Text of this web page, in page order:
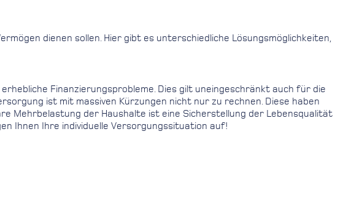
dienen sollen. Hier gibt es unterschiedliche Lösungsmöglichkeiten,
Finanzierungsprobleme. Dies gilt uneingeschränkt auch für die
ist mit massiven Kürzungen nicht nur zu rechnen. Diese haben
Mehrbelastung der Haushalte ist eine Sicherstellung der Lebensqualität
Ihnen Ihre individuelle Versorgungssituation auf!